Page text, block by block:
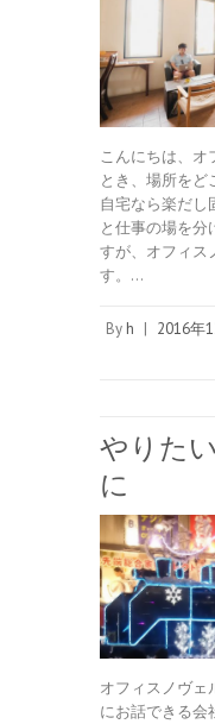
こんにちは、オ
とき、場所をど
自宅なら楽だし
と仕事の場を分
すが、オフィス
す。…
By h | 2016年
やりた
に
オフィスノヴェ
にお話できる会